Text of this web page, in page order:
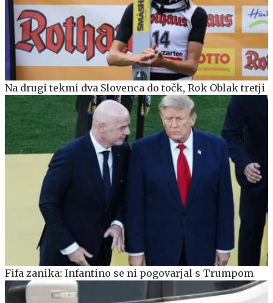
Na drugi tekmi dva Slovenca do točk, Rok Oblak tretji
Fifa zanika: Infantino se ni pogovarjal s Trumpom